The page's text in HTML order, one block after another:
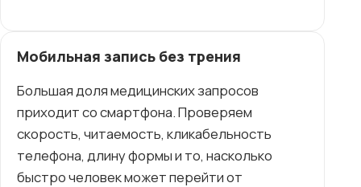
Мобильная запись без трения
Большая доля медицинских запросов
приходит со смартфона. Проверяем
скорость, читаемость, кликабельность
телефона, длину формы и то, насколько
быстро человек может перейти от